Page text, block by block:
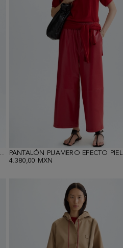
ESTAMPADO RAYAS
PANTALÓN PIJAMERO EFECTO PIEL
4.380,00 MXN